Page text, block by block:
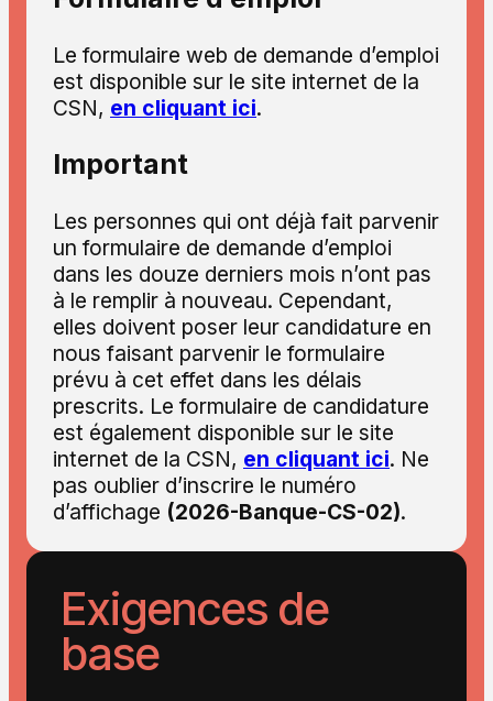
Le formulaire web de demande d’emploi
est disponible sur le site internet de la
CSN, en cliquant ici.
Important
Les personnes qui ont déjà fait parvenir
un formulaire de demande d’emploi
dans les douze derniers mois n’ont pas
à le remplir à nouveau. Cependant,
elles doivent poser leur candidature en
nous faisant parvenir le formulaire
prévu à cet effet dans les délais
prescrits. Le formulaire de candidature
est également disponible sur le site
internet de la CSN, en cliquant ici. Ne
pas oublier d’inscrire le numéro
d’affichage (2026-Banque-CS-02).
Exigences de
base